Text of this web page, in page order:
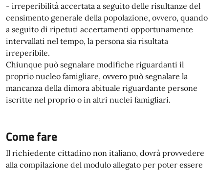
- irreperibilità accertata a seguito delle risultanze del
censimento generale della popolazione, ovvero, quando
a seguito di ripetuti accertamenti opportunamente
intervallati nel tempo, la persona sia risultata
irreperibile.
Chiunque può segnalare modifiche riguardanti il
proprio nucleo famigliare, ovvero può segnalare la
mancanza della dimora abituale riguardante persone
iscritte nel proprio o in altri nuclei famigliari.
Come fare
Il richiedente cittadino non italiano, dovrà provvedere
alla compilazione del modulo allegato per poter essere